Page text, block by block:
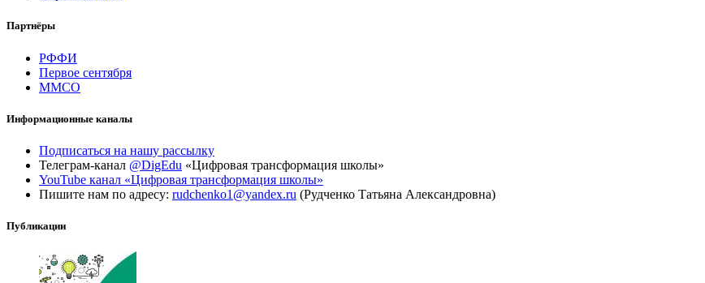
Партнёры
РФФИ
Первое сентября
ММСО
Информационные каналы
Подписаться на нашу рассылку
Телеграм-канал @DigEdu «Цифровая трансформация школы»
YouTube канал «Цифровая трансформация школы»
Пишите нам по адресу: rudchenko1@yandex.ru (Рудченко Татьяна Александровна)
Публикации